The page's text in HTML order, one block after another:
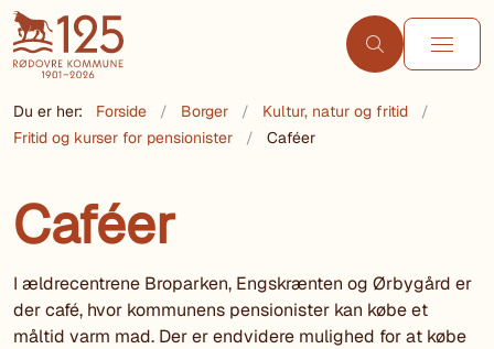
Du er her: Forside Borger
Kultur, natur og fritid
Fritid og kurser for pensionister
Caféer
Caféer
I ældrecentrene Broparken, Engskrænten og Ørbygård er
der café, hvor kommunens pensionister kan købe et
måltid varm mad. Der er endvidere mulighed for at købe